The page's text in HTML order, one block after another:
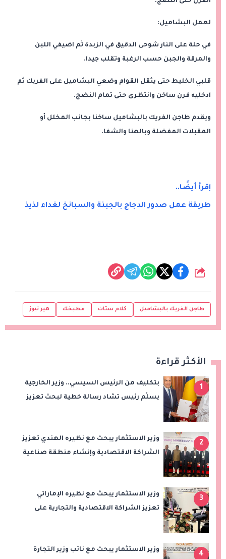
لعمل البشاميل:
في حلة على النار شوحى الدقيق في الزبدة ثم اضيفي اللبن
والمرقة والجبن حسب الرغبة وتقلب جيدا.
قلبي الخليط حتى يثقل القوام وضعي البشاميل على الفريك ثم
ادخليه فرن ساخن وانتظرى حتى تمام النضج.
ويقدم طاجن الفريك بالبشاميل ساخنا بجانب المخلل أو
المقبلات المفضلة وبالهنا والشفا.
إقرأ أيضًا..
طريقة عمل صدور الدجاج بالجبنة والسبانخ لغداء لذيذ
شارك
طاجن الفريك بالبشاميل كلام ستات مطبخك هير نيوز
الأكثر قراءة
1
بتكليف من الرئيس السيسي.. وزير الخارجية
يسلّم رئيس تشاد رسالة خطية لبحث تعزيز
2
وزير الاستثمار يبحث مع نظيره الهندي تعزيز
الشراكة الاقتصادية وإنشاء منطقة صناعية
3
وزير الاستثمار يبحث مع نظيره الإماراتي
تعزيز الشراكة الاقتصادية والتجارية على
4
وزير الاستثمار يبحث مع نائب وزير التجارة